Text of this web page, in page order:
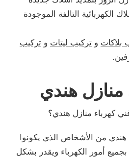
الكهربائية التالفة الموجودة
بلاكات و تركيب ليتات و تركيب
منازل هندي
كهرباء منازل هندي؟
هندي من الأشخاص الذي يكونوا
أمور الكهرباء ويقدر بشكل